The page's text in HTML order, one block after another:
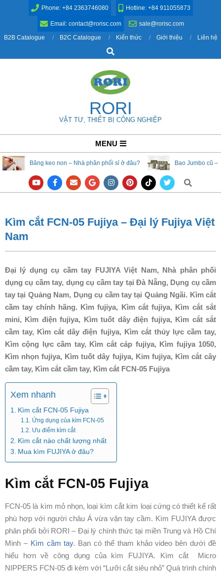
Phone: +84 2363746080 Hotline: +84 911055873
Email: contact@rorisc.com
sale@rorisc.com
B2B Catalogue
B2C Catalogue Kiến thức Giới thiệu
Liên hệ
Search
RORI
VẬT TƯ, THIẾT BỊ CÔNG NGHIỆP
Navigation
Menu
MENU
Băng keo non – Nhà phân phối sỉ ở đâu? Bao Jumbo cũ –
Search
Kìm cắt FCN-05 Fujiya – Đại lý Fujiya Việt
Nam
Đại lý dụng cụ cầm tay FUJIYA Việt Nam, Nhà phân phối
dụng cụ cầm tay, dụng cụ cầm tay tại Đà Nẵng, Dụng cụ cầm
tay tại Quảng Nam, Dụng cụ cầm tay tại Quảng Ngãi. Kìm cắt
cầm tay chính hãng. Kìm fujiya, Kìm cắt fujiya, Kìm cắt sắt
mini, Kìm điện fujiya, Kìm tuốt dây điện fujiya, Kìm cắt sắt
cầm tay, Kìm cắt dây điện fujiya, Kìm cắt thủy lực cầm tay,
Kìm cộng lực cầm tay, Kìm cắt cáp fujiya, Kìm fujiya 1050,
Kìm nhọn fujiya, Kìm tuốt dây fujiya, Kim fujiya, Kìm cắt cây
cầm tay, Kìm cắt cầm tay, Kìm cắt FCN-05 Fujiya
Xem nhanh
Kìm cắt FCN-05 Fujiya
Ứng dụng của kìm FCN-05
Ưu điểm kìm cắt
Kìm cắt nào chất lượng nhất
Mua kìm FUJIYA ở đâu?
Kìm cắt FCN-05 Fujiya
FCN-05 là kìm mỏ nhọn, loại kìm cắt kim loại cứng có thiết kế rất
phù hợp với người châu Á vừa vặn tay cầm. Kìm FUJIYA được
phân phối bởi RORI – Đại lý chính thức tại miền Trung và Hồ Chí
Minh – Kìm cầm tay. Bạn có thể tham khảo video bên dưới đề
hiểu hơn về công dụng của kìm FUJIYA. Kìm cắt Micro
NIPPERS FCN-05 đi kèm với “Lưỡi cắt siêu nhỏ” Quá trình chính